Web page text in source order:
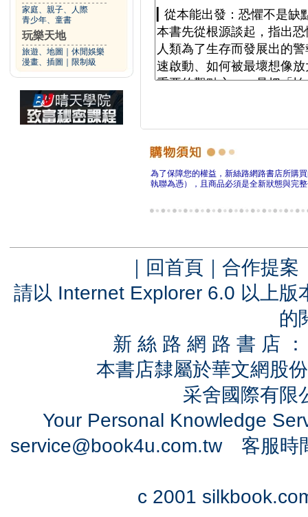
家庭、親子、人際
青少年、童書
玩樂天地
旅遊、地圖
休閒娛樂
漫畫、插圖
限制級
為了保障您的權益，新絲路網路書店所購
執聯為憑），且商品必須是全新狀態與完
｜ 回首頁 ｜ 合作提案
請以 Internet Explorer 6.0 以上
的
新 絲 路 網 路 書 店
本書店隸屬於華文網股
采舍國際有
Your Personal Knowledge
service@book4u.com.tw客服時
c 2001